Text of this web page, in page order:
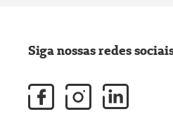
Siga nossas redes